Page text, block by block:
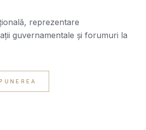
reprezentare
guvernamentale și forumuri la